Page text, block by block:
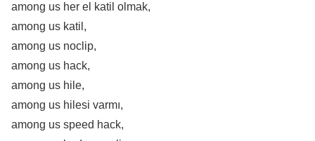
among us her el katil olmak,
among us katil,
among us noclip,
among us hack,
among us hile,
among us hilesi varmı,
among us speed hack,